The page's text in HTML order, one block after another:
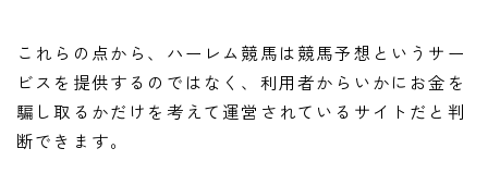
これらの点から、ハーレム競馬は競馬予想というサー
ビスを提供するのではなく、利用者からいかにお金を
騙し取るかだけを考えて運営されているサイトだと判
断できます。